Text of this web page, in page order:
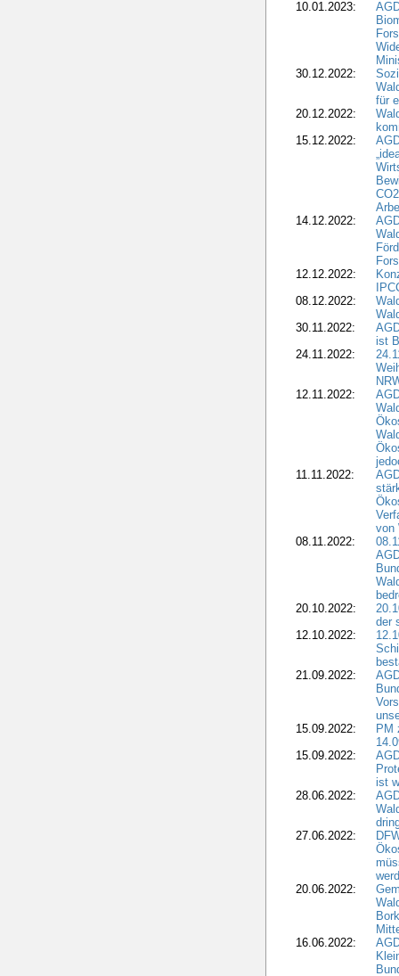
10.01.2023:
30.12.2022:
für
20.12.2022:
15.12.2022:
14.12.2022:
12.12.2022:
08.12.2022:
30.11.2022:
ist
24.11.2022:
12.11.2022:
11.11.2022:
von
08.11.2022:
20.10.2022:
der
12.10.2022:
21.09.2022:
15.09.2022:
PM
15.09.2022:
ist
28.06.2022:
27.06.2022:
20.06.2022:
16.06.2022: